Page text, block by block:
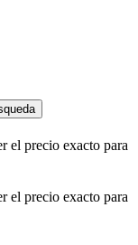
el precio exacto para
el precio exacto para